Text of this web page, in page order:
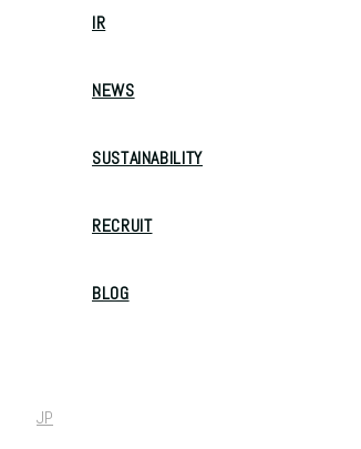
IR
NEWS
SUSTAINABILITY
RECRUIT
BLOG
JP